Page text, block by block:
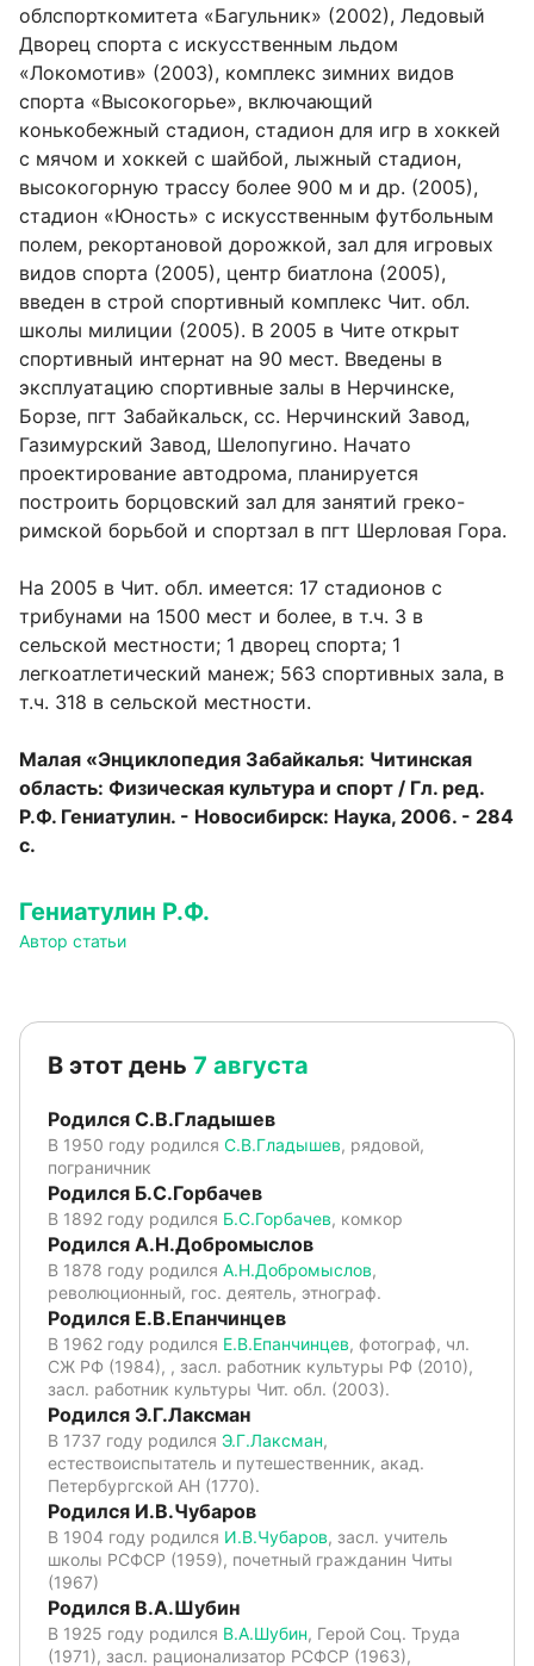
облспорткомитета «Багульник» (2002), Ледовый
Дворец спорта с искусственным льдом
«Локомотив» (2003), комплекс зимних видов
спорта «Высокогорье», включающий
конькобежный стадион, стадион для игр в хоккей
с мячом и хоккей с шайбой, лыжный стадион,
высокогорную трассу более 900 м и др. (2005),
стадион «Юность» с искусственным футбольным
полем, рекортановой дорожкой, зал для игровых
видов спорта (2005), центр биатлона (2005),
введен в строй спортивный комплекс Чит. обл.
школы милиции (2005). В 2005 в Чите открыт
спортивный интернат на 90 мест. Введены в
эксплуатацию спортивные залы в Нерчинске,
Борзе, пгт Забайкальск, сс. Нерчинский Завод,
Газимурский Завод, Шелопугино. Начато
проектирование автодрома, планируется
построить борцовский зал для занятий греко-
римской борьбой и спортзал в пгт Шерловая Гора.
На 2005 в Чит. обл. имеется: 17 стадионов с
трибунами на 1500 мест и более, в т.ч. 3 в
сельской местности; 1 дворец спорта; 1
легкоатлетический манеж; 563 спортивных зала, в
т.ч. 318 в сельской местности.
Малая «Энциклопедия Забайкалья: Читинская
область: Физическая культура и спорт / Гл. ред.
Р.Ф. Гениатулин. - Новосибирск: Наука, 2006. - 284
с.
Гениатулин Р.Ф.
Автор статьи
В этот день 7 августа
Родился С.В.Гладышев
В 1950 году родился С.В.Гладышев, рядовой,
пограничник
Родился Б.С.Горбачев
В 1892 году родился Б.С.Горбачев, комкор
Родился А.Н.Добромыслов
В 1878 году родился А.Н.Добромыслов,
революционный, гос. деятель, этнограф.
Родился Е.В.Епанчинцев
В 1962 году родился Е.В.Епанчинцев, фотограф, чл.
СЖ РФ (1984), , засл. работник культуры РФ (2010),
засл. работник культуры Чит. обл. (2003).
Родился Э.Г.Лаксман
В 1737 году родился Э.Г.Лаксман,
естествоиспытатель и путешественник, акад.
Петербургской АН (1770).
Родился И.В.Чубаров
В 1904 году родился И.В.Чубаров, засл. учитель
школы РСФСР (1959), почетный гражданин Читы
(1967)
Родился В.А.Шубин
В 1925 году родился В.А.Шубин, Герой Соц. Труда
(1971), засл. рационализатор РСФСР (1963),